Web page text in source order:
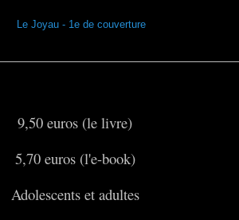
9,50 euros (le livre)
5,70 euros (l'e-book)
Adolescents et adultes